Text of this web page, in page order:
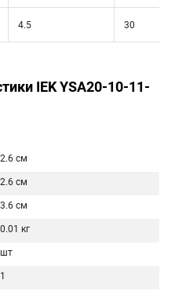
4.5 30
IEK YSA20-10-11-
2.6 см
2.6 см
3.6 см
0.01 кг
шт
1